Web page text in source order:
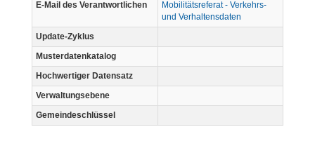
E-Mail des Verantwortlichen
Mobilitätsreferat - Verkehrs-
und Verhaltensdaten
Update-Zyklus
Musterdatenkatalog
Hochwertiger Datensatz
Verwaltungsebene
Gemeindeschlüssel